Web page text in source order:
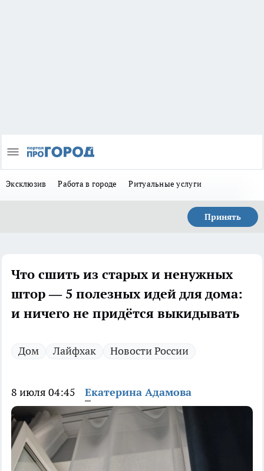
Эксклюзив Работа в городе Ритуальные услуги
Принять
Что сшить из старых и ненужных
штор — 5 полезных идей для дома:
и ничего не придётся выкидывать
Дом Лайфхак Новости России
8 июля 04:45 Екатерина Адамова